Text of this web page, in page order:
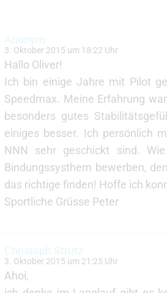
Anonym
3. Oktober 2015 um 18:22 Uhr
Hallo Oliver!
Ich bin einige Jahre mit Pilot
Speedmax. Meine Erfahrung
besonders gutes
einiges besser. Ich persönlich
NNN sehr geschickt sind.
Bindungssysthem bewerben,
das richtige finden! Hoffe ich
Sportliche Grüsse Peter
Christoph Strutz
3. Oktober 2015 um 21:25 Uhr
Ahoi,